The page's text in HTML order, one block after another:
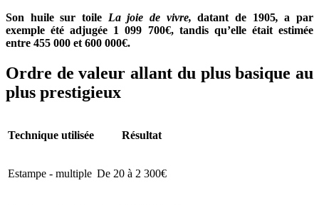
Son huile sur toile La joie de vivre,datant de 1905,a par
exemple été adjugée 1 099 700€, tandis qu’elle était estimée
entre 455 000 et 600 000€.
Ordre de valeur allant du plus basique au
plus prestigieux
Technique utilisée Résultat
Estampe - multiple De 20 à 2 300€